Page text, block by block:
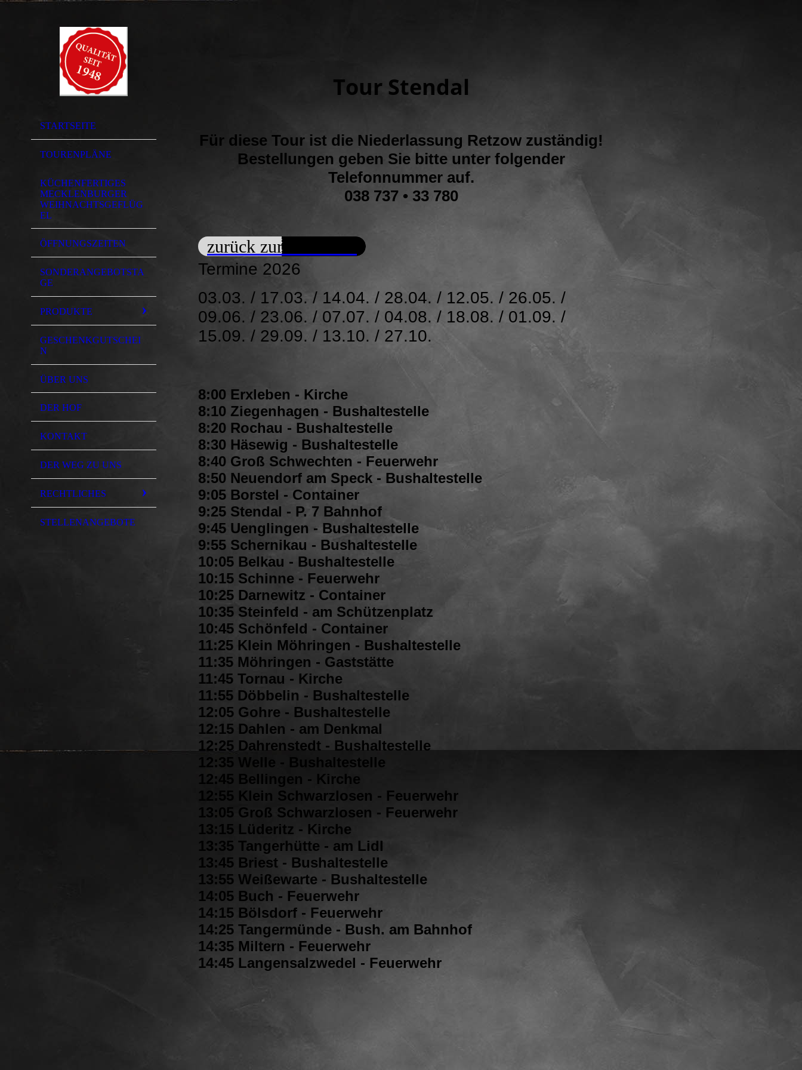
STARTSEITE
TOURENPLÄNE
KÜCHENFERTIGES
MECKLENBURGER
WEIHNACHTSGEFLÜG
EL
ÖFFNUNGSZEITEN
SONDERANGEBOTSTA
GE
PRODUKTE
GESCHENKGUTSCHEI
N
ÜBER UNS
DER HOF
KONTAKT
DER WEG ZU UNS
RECHTLICHES
STELLENANGEBOTE
Tour Stendal
Für diese Tour ist die Niederlassung Retzow zuständig!
Bestellungen geben Sie bitte unter folgender
Telefonnummer auf.
038 737 • 33 780
zurück zur Übersicht
Termine 2026
03.03. / 17.03. / 14.04. / 28.04. / 12.05. / 26.05. /
09.06. / 23.06. / 07.07. / 04.08. / 18.08. / 01.09. /
15.09. / 29.09. / 13.10. / 27.10.
8:00 Erxleben - Kirche
8:10 Ziegenhagen - Bushaltestelle
8:20 Rochau - Bushaltestelle
8:30 Häsewig - Bushaltestelle
8:40 Groß Schwechten - Feuerwehr
8:50 Neuendorf am Speck - Bushaltestelle
9:05 Borstel - Container
9:25 Stendal - P. 7 Bahnhof
9:45 Uenglingen - Bushaltestelle
9:55 Schernikau - Bushaltestelle
10:05 Belkau - Bushaltestelle
10:15 Schinne - Feuerwehr
10:25 Darnewitz - Container
10:35 Steinfeld - am Schützenplatz
10:45 Schönfeld - Container
11:25 Klein Möhringen - Bushaltestelle
11:35 Möhringen - Gaststätte
11:45 Tornau - Kirche
11:55 Döbbelin - Bushaltestelle
12:05 Gohre - Bushaltestelle
12:15 Dahlen - am Denkmal
12:25 Dahrenstedt - Bushaltestelle
12:35 Welle - Bushaltestelle
12:45 Bellingen - Kirche
12:55 Klein Schwarzlosen - Feuerwehr
13:05 Groß Schwarzlosen - Feuerwehr
13:15 Lüderitz - Kirche
13:35 Tangerhütte - am Lidl
13:45 Briest - Bushaltestelle
13:55 Weißewarte - Bushaltestelle
14:05 Buch - Feuerwehr
14:15 Bölsdorf - Feuerwehr
14:25 Tangermünde - Bush. am Bahnhof
14:35 Miltern - Feuerwehr
14:45 Langensalzwedel - Feuerwehr